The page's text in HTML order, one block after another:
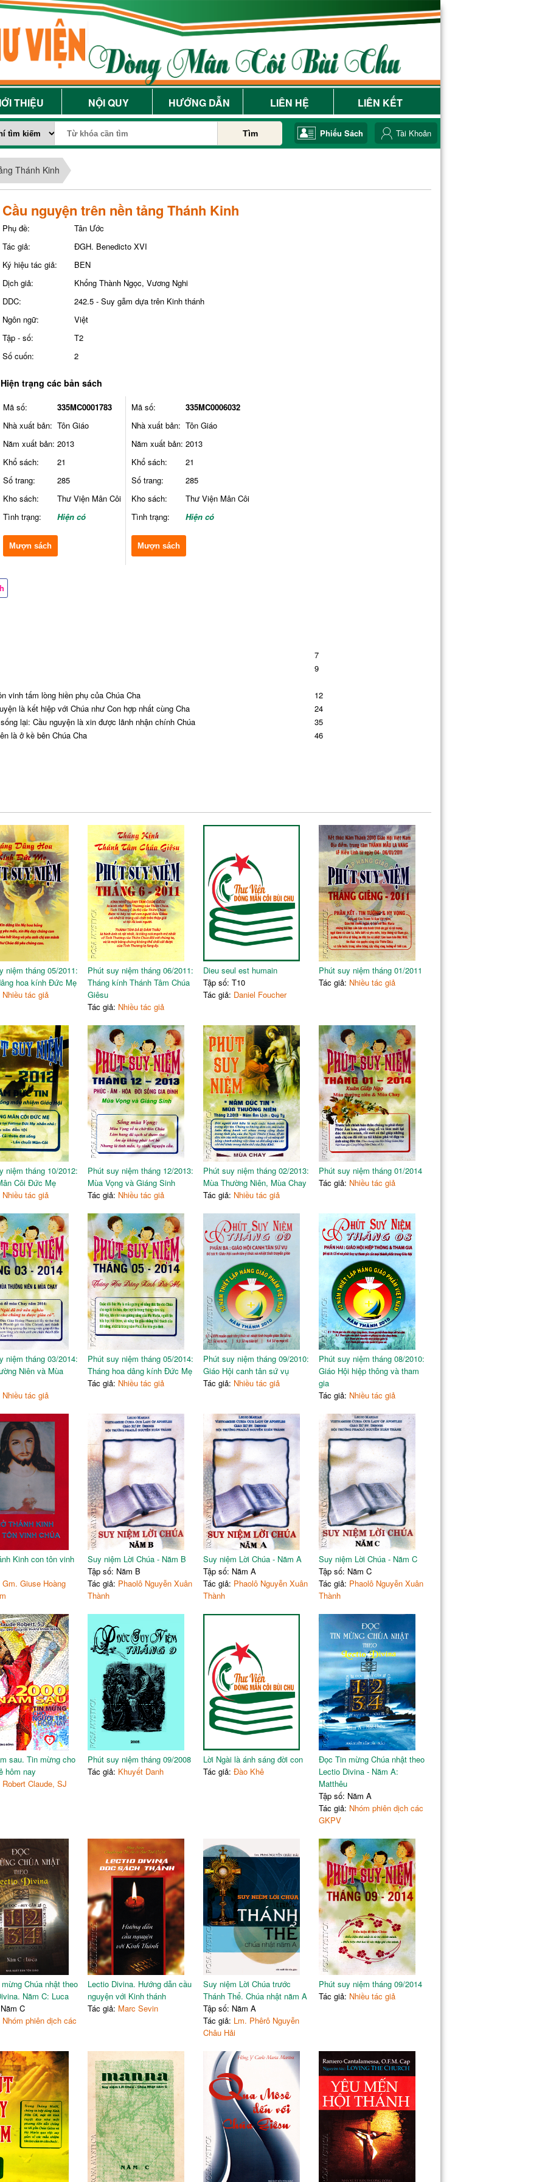
THIỆU NỘI QUY HƯỚNG DẪN LIÊN HỆ LIÊN KẾT
Tìm Phiếu Sách Tài Khoản
Thánh Kinh
Cầu nguyện trên nền tảng Thánh Kinh
Phụ đề:
Tân Ước
Tác giả:
ĐGH. Benedicto XVI
Ký hiệu tác giả:
BEN
Dịch giả:
Khổng Thành Ngọc, Vương Nghi
DDC:
242.5 - Suy gẫm dựa trên Kinh thánh
Ngôn ngữ:
Việt
Tập - số:
T2
Số cuốn:
2
Hiện trạng các bản sách
Mã số:
335MC0001783
Nhà xuất bản: Tôn Giáo
Năm xuất bản: 2013
Khổ sách:
21
Số trang:
285
Kho sách:
Thư Viện Mân Côi
Tình trạng:
Hiện có
Mượn sách
Mã số:
335MC0006032
Nhà xuất bản: Tôn Giáo
Năm xuất bản: 2013
Khổ sách:
21
Số trang:
285
Kho sách:
Thư Viện Mân Côi
Tình trạng:
Hiện có
Mượn sách
7
9
vinh tấm lòng hiền phụ của Chúa Cha
12
là kết hiệp với Chúa như Con hợp nhất cùng Cha
24
lại: Cầu nguyện là xin được lãnh nhận chính Chúa
35
là ở kề bên Chúa Cha
46
Lời kinh của mọi lời kinh
Dầu: "Xin vâng theo ý Cha"
lắng nghe Chúa nói trong thinh lặng
110
sau khi Chúa Giêsu lên trời:Cầu nguyện với và trong Giáo Hội
123
là phương thế hữu hiệu đương đầu với mọi nghịch cảnh
132
và phục vụ Lời Chúa
142
với chính Chúa Giêsu, Đấng ngự bên hữu Chúa Cha
154
cần và liên kết với mọi người trong cầu nguyện
162
HỮU
chúng ta cầu nguyện
172
gọi Cha "Abba"
183
chúng ta khi cầu nguyện
194
Chúa càng gần gũi anh chị em mình
205
chúc tụng và cảm tạ Chúa đã tỏ lộ những điều còn ẩn giấu
218
nguyện là sống những tâm tình của Đức Kitô
231
Nhờ cầu nguyện, Hội Thánh nhìn thấy Chúa đang hiện diện và hành động trong lịch sử
255
các Kitô hữu với Thiên Chúa
267
gặp gỡ và trò chuyện với Chúa
278
niệm tháng 05/2011:
hoa kính Đức Mẹ
Nhiều tác giả
Phút suy niệm tháng 06/2011:
Tháng kính Thánh Tâm Chúa
Giêsu
Tác giả: Nhiều tác giả
Dieu seul est humain
Tập số: T10
Tác giả: Daniel Foucher
Phút suy niệm tháng 01/2011
Tác giả: Nhiều tác giả
niệm tháng 10/2012:
Côi Đức Mẹ
Nhiều tác giả
Phút suy niệm tháng 12/2013:
Mùa Vọng và Giáng Sinh
Tác giả: Nhiều tác giả
Phút suy niệm tháng 02/2013:
Mùa Thường Niên, Mùa Chay
Tác giả: Nhiều tác giả
Phút suy niệm tháng 01/2014
Tác giả: Nhiều tác giả
niệm tháng 03/2014:
Niên và Mùa
Nhiều tác giả
Phút suy niệm tháng 05/2014:
Tháng hoa dâng kính Đức Mẹ
Tác giả: Nhiều tác giả
Phút suy niệm tháng 09/2010:
Giáo Hội canh tân sứ vụ
Tác giả: Nhiều tác giả
Phút suy niệm tháng 08/2010:
Giáo Hội hiệp thông và tham
gia
Tác giả: Nhiều tác giả
Kinh con tôn vinh
Gm. Giuse Hoàng
Suy niệm Lời Chúa - Năm B
Tập số: Năm B
Tác giả: Phaolô Nguyễn Xuân
Thành
Suy niệm Lời Chúa - Năm A
Tập số: Năm A
Tác giả: Phaolô Nguyễn Xuân
Thành
Suy niệm Lời Chúa - Năm C
Tập số: Năm C
Tác giả: Phaolô Nguyễn Xuân
Thành
sau. Tin mừng cho
hôm nay
Robert Claude, SJ
Phút suy niệm tháng 09/2008
Tác giả: Khuyết Danh
Lời Ngài là ánh sáng đời con
Tác giả: Đào Khê
Đọc Tin mừng Chúa nhật theo
Lectio Divina - Năm A:
Matthêu
Tập số: Năm A
Tác giả: Nhóm phiên dịch các
GKPV
Chúa nhật theo
Năm C: Luca
C
Nhóm phiên dịch các
Lectio Divina. Hướng dẫn cầu
nguyện với Kinh thánh
Tác giả: Marc Sevin
Suy niệm Lời Chúa trước
Thánh Thể. Chúa nhật năm A
Tập số: Năm A
Tác giả: Lm. Phêrô Nguyễn
Châu Hải
Phút suy niệm tháng 09/2014
Tác giả: Nhiều tác giả